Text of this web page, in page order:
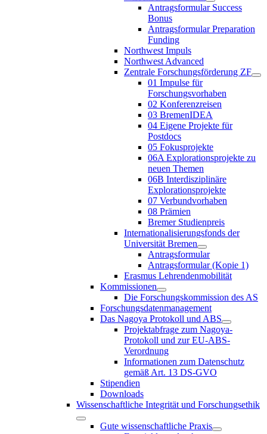
Antragsformular Success
Bonus
Antragsformular Preparation
Funding
Northwest Impuls
Northwest Advanced
Zentrale Forschungsförderung ZF
01 Impulse für
Forschungsvorhaben
02 Konferenzreisen
03 BremenIDEA
04 Eigene Projekte für
Postdocs
05 Fokusprojekte
06A Explorationsprojekte zu
neuen Themen
06B Interdisziplinäre
Explorationsprojekte
07 Verbundvorhaben
08 Prämien
Bremer Studienpreis
Internationalisierungsfonds der
Universität Bremen
Antragsformular
Antragsformular (Kopie 1)
Erasmus Lehrendenmobilität
Kommissionen
Die Forschungskommission des AS
Forschungsdatenmanagement
Das Nagoya Protokoll und ABS
Projektabfrage zum Nagoya-
Protokoll und zur EU-ABS-
Verordnung
Informationen zum Datenschutz
gemäß Art. 13 DS-GVO
Stipendien
Downloads
Wissenschaftliche Integrität und Forschungsethik
Gute wissenschaftliche Praxis